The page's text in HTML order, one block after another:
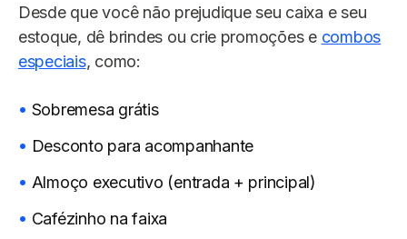
Desde que você não prejudique seu caixa e seu
estoque, dê brindes ou crie promoções e combos
especiais, como:
Sobremesa grátis
Desconto para acompanhante
Almoço executivo (entrada + principal)
Cafézinho na faixa